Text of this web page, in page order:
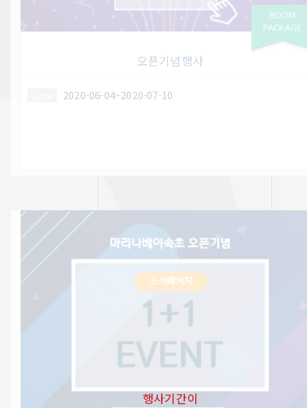
ROOM
PACKAGE
오픈기념행사
2020-06-04~2020-07-10
행사기간이